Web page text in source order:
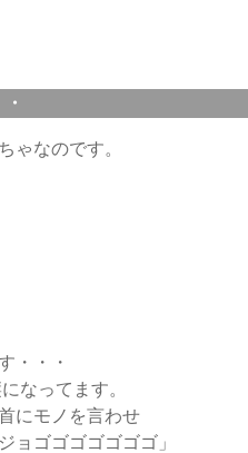
ゃなのです。
・・・
ってます。
にモノを言わせ
ョゴゴゴゴゴゴゴ」